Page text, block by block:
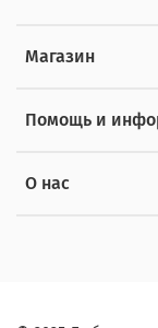
Магазин
Помощь и
О нас